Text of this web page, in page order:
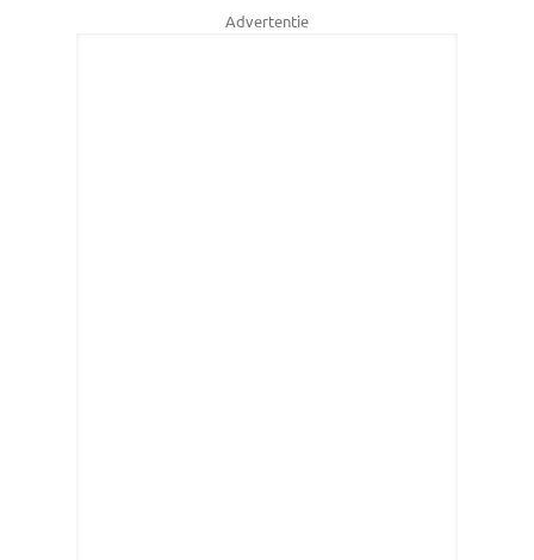
Advertentie